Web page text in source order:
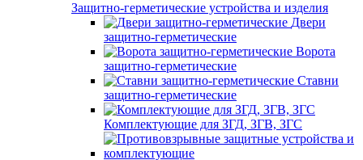
Защитно-герметические устройства и изделия
Двери
защитно-герметические
Ворота
защитно-герметические
Ставни
защитно-герметические
Комплектующие для ЗГД, ЗГВ, ЗГС